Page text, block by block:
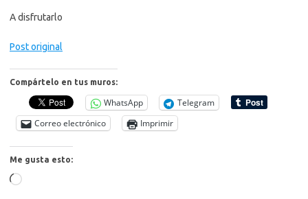
A disfrutarlo
Post original
Compártelo en tus muros:
WhatsApp
Telegram
Correo electrónico
Imprimir
Me gusta esto:
Cargando...